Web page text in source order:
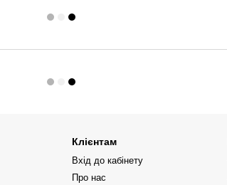
Клієнтам
Вхід до кабінету
Про нас